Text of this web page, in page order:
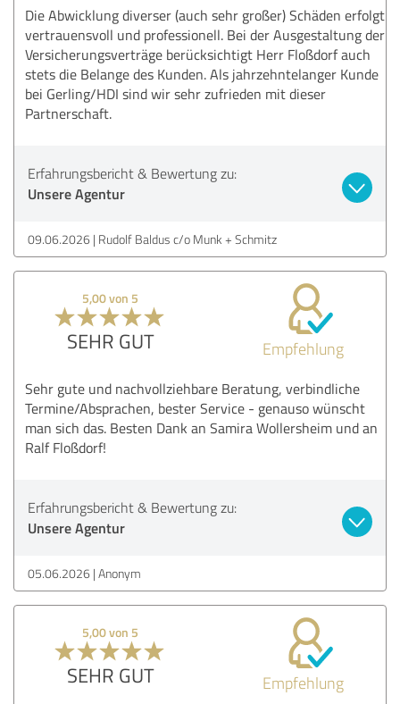
Die Abwicklung diverser (auch sehr großer) Schäden erfolgt
vertrauensvoll und professionell. Bei der Ausgestaltung der
Versicherungsverträge berücksichtigt Herr Floßdorf auch
stets die Belange des Kunden. Als jahrzehntelanger Kunde
bei Gerling/HDI sind wir sehr zufrieden mit dieser
Partnerschaft.
Erfahrungsbericht & Bewertung zu:
Unsere Agentur
09.06.2026 Rudolf Baldus c/o Munk + Schmitz
5,00 von 5
SEHR GUT Empfehlung
Sehr gute und nachvollziehbare Beratung, verbindliche
Termine/Absprachen, bester Service - genauso wünscht
man sich das. Besten Dank an Samira Wollersheim und an
Ralf Floßdorf!
Erfahrungsbericht & Bewertung zu:
Unsere Agentur
05.06.2026 Anonym
5,00 von 5
SEHR GUT Empfehlung